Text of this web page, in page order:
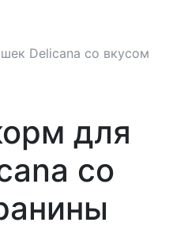
Delicana со вкусом
для
со